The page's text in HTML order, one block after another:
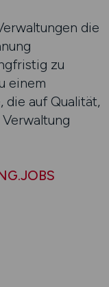
die
zu
einem
die auf Qualität,